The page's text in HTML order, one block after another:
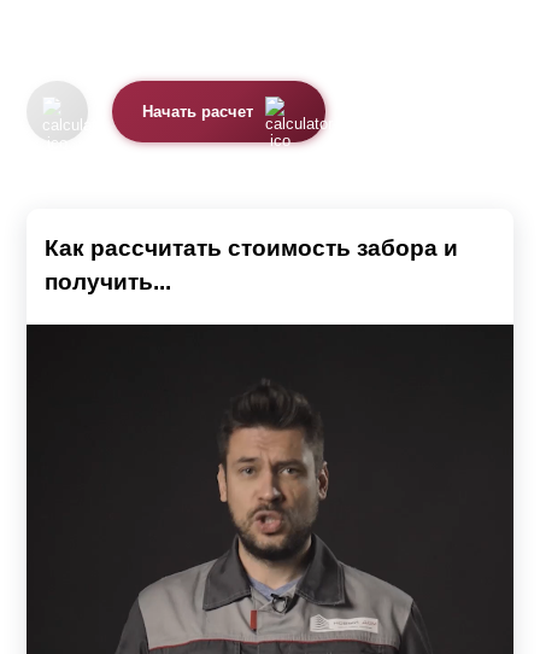
Начать расчет
Как рассчитать стоимость забора и
получить...